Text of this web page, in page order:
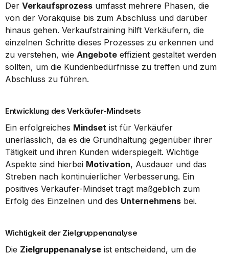
Der Verkaufsprozess umfasst mehrere Phasen, die
von der Vorakquise bis zum Abschluss und darüber
hinaus gehen. Verkaufstraining hilft Verkäufern, die
einzelnen Schritte dieses Prozesses zu erkennen und
zu verstehen, wie Angebote effizient gestaltet werden
sollten, um die Kundenbedürfnisse zu treffen und zum
Abschluss zu führen.
Entwicklung des Verkäufer-Mindsets
Ein erfolgreiches Mindset ist für Verkäufer
unerlässlich, da es die Grundhaltung gegenüber ihrer
Tätigkeit und ihren Kunden widerspiegelt. Wichtige
Aspekte sind hierbei Motivation, Ausdauer und das
Streben nach kontinuierlicher Verbesserung. Ein
positives Verkäufer-Mindset trägt maßgeblich zum
Erfolg des Einzelnen und des Unternehmens bei.
Wichtigkeit der Zielgruppenanalyse
Die Zielgruppenanalyse ist entscheidend, um die